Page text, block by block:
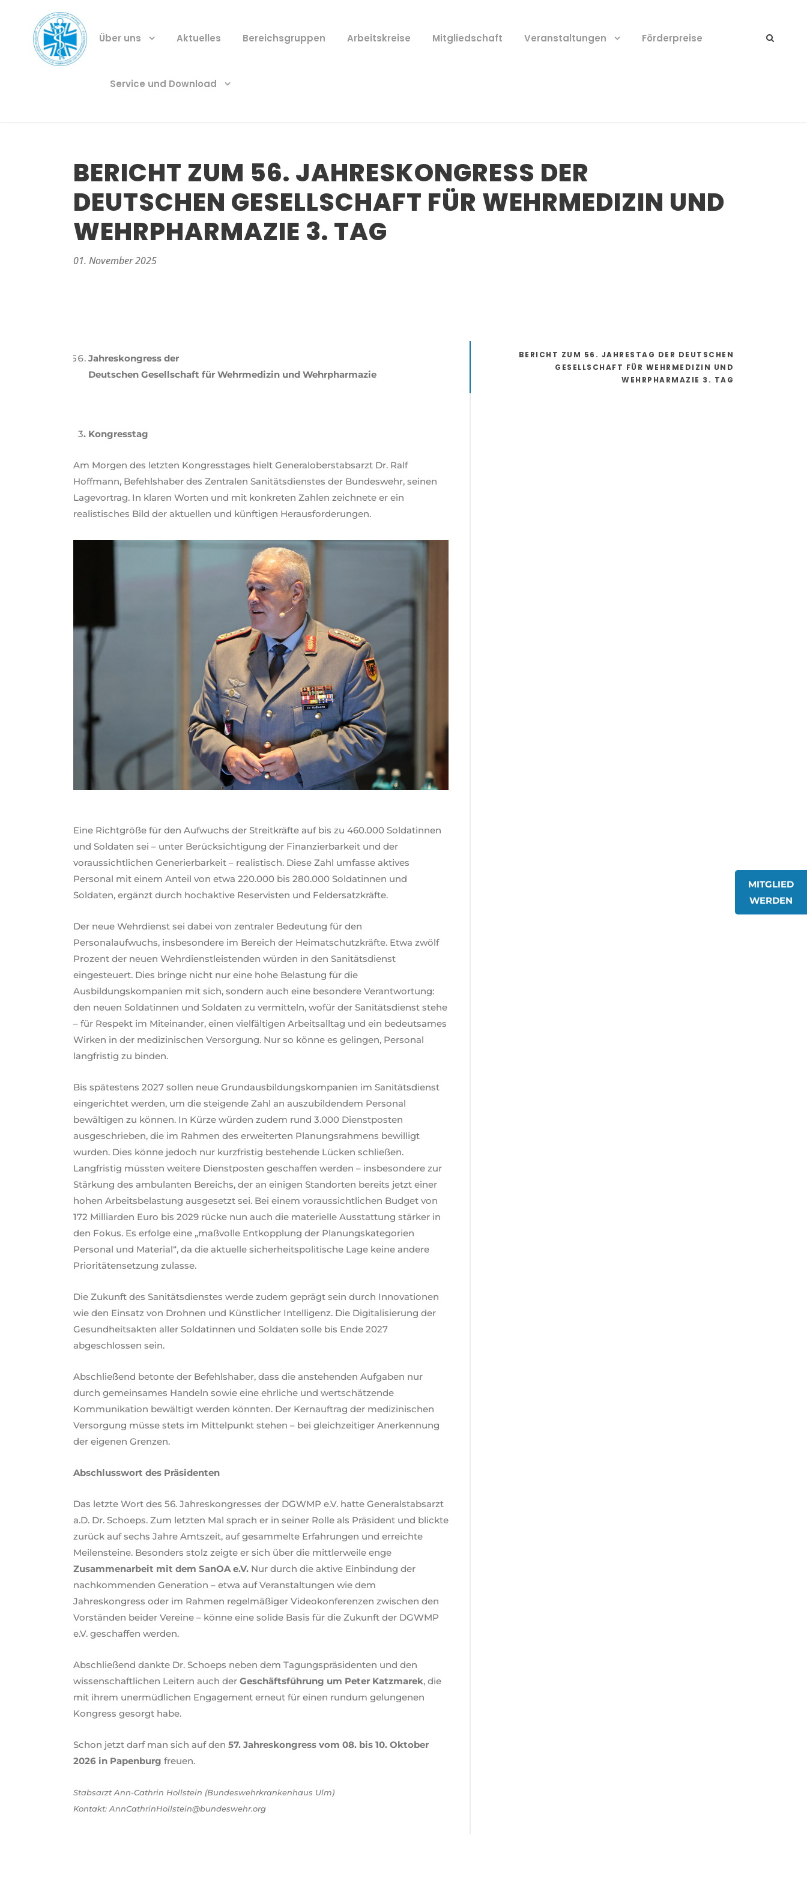
MITGLIED
WERDEN
Über uns Aktuelles Bereichsgruppen Arbeitskreise Mitgliedschaft Veranstaltungen Förderpreise
Service und Download
BERICHT ZUM 56. JAHRESKONGRESS DER
DEUTSCHEN GESELLSCHAFT FÜR WEHRMEDIZIN UND
WEHRPHARMAZIE 3. TAG
01. November 2025
BERICHT ZUM 56. JAHRESTAG DER DEUTSCHEN
GESELLSCHAFT FÜR WEHRMEDIZIN UND
WEHRPHARMAZIE 3. TAG
Jahreskongress der
Deutschen Gesellschaft für Wehrmedizin und Wehrpharmazie
3. Kongresstag
Am Morgen des letzten Kongresstages hielt Generaloberstabsarzt Dr. Ralf
Hoffmann, Befehlshaber des Zentralen Sanitätsdienstes der Bundeswehr, seinen
Lagevortrag. In klaren Worten und mit konkreten Zahlen zeichnete er ein
realistisches Bild der aktuellen und künftigen Herausforderungen.
Eine Richtgröße für den Aufwuchs der Streitkräfte auf bis zu 460.000 Soldatinnen
und Soldaten sei – unter Berücksichtigung der Finanzierbarkeit und der
voraussichtlichen Generierbarkeit – realistisch. Diese Zahl umfasse aktives
Personal mit einem Anteil von etwa 220.000 bis 280.000 Soldatinnen und
Soldaten, ergänzt durch hochaktive Reservisten und Feldersatzkräfte.
Der neue Wehrdienst sei dabei von zentraler Bedeutung für den
Personalaufwuchs, insbesondere im Bereich der Heimatschutzkräfte. Etwa zwölf
Prozent der neuen Wehrdienstleistenden würden in den Sanitätsdienst
eingesteuert. Dies bringe nicht nur eine hohe Belastung für die
Ausbildungskompanien mit sich, sondern auch eine besondere Verantwortung:
den neuen Soldatinnen und Soldaten zu vermitteln, wofür der Sanitätsdienst stehe
– für Respekt im Miteinander, einen vielfältigen Arbeitsalltag und ein bedeutsames
Wirken in der medizinischen Versorgung. Nur so könne es gelingen, Personal
langfristig zu binden.
Bis spätestens 2027 sollen neue Grundausbildungskompanien im Sanitätsdienst
eingerichtet werden, um die steigende Zahl an auszubildendem Personal
bewältigen zu können. In Kürze würden zudem rund 3.000 Dienstposten
ausgeschrieben, die im Rahmen des erweiterten Planungsrahmens bewilligt
wurden. Dies könne jedoch nur kurzfristig bestehende Lücken schließen.
Langfristig müssten weitere Dienstposten geschaffen werden – insbesondere zur
Stärkung des ambulanten Bereichs, der an einigen Standorten bereits jetzt einer
hohen Arbeitsbelastung ausgesetzt sei. Bei einem voraussichtlichen Budget von
172 Milliarden Euro bis 2029 rücke nun auch die materielle Ausstattung stärker in
den Fokus. Es erfolge eine „maßvolle Entkopplung der Planungskategorien
Personal und Material“, da die aktuelle sicherheitspolitische Lage keine andere
Prioritätensetzung zulasse.
Die Zukunft des Sanitätsdienstes werde zudem geprägt sein durch Innovationen
wie den Einsatz von Drohnen und Künstlicher Intelligenz. Die Digitalisierung der
Gesundheitsakten aller Soldatinnen und Soldaten solle bis Ende 2027
abgeschlossen sein.
Abschließend betonte der Befehlshaber, dass die anstehenden Aufgaben nur
durch gemeinsames Handeln sowie eine ehrliche und wertschätzende
Kommunikation bewältigt werden könnten. Der Kernauftrag der medizinischen
Versorgung müsse stets im Mittelpunkt stehen – bei gleichzeitiger Anerkennung
der eigenen Grenzen.
Abschlusswort des Präsidenten
Das letzte Wort des 56. Jahreskongresses der DGWMP e.V. hatte Generalstabsarzt
a.D. Dr. Schoeps. Zum letzten Mal sprach er in seiner Rolle als Präsident und blickte
zurück auf sechs Jahre Amtszeit, auf gesammelte Erfahrungen und erreichte
Meilensteine. Besonders stolz zeigte er sich über die mittlerweile enge
Zusammenarbeit mit dem SanOA e.V. Nur durch die aktive Einbindung der
nachkommenden Generation – etwa auf Veranstaltungen wie dem
Jahreskongress oder im Rahmen regelmäßiger Videokonferenzen zwischen den
Vorständen beider Vereine – könne eine solide Basis für die Zukunft der DGWMP
e.V. geschaffen werden.
Abschließend dankte Dr. Schoeps neben dem Tagungspräsidenten und den
wissenschaftlichen Leitern auch der Geschäftsführung um Peter Katzmarek, die
mit ihrem unermüdlichen Engagement erneut für einen rundum gelungenen
Kongress gesorgt habe.
Schon jetzt darf man sich auf den 57. Jahreskongress vom 08. bis 10. Oktober
2026 in Papenburg freuen.
Stabsarzt Ann-Cathrin Hollstein (Bundeswehrkrankenhaus Ulm)
Kontakt: AnnCathrinHollstein@bundeswehr.org